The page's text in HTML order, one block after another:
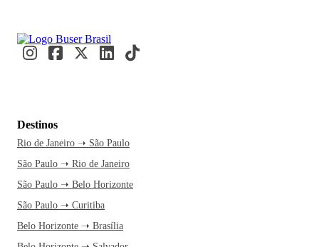
Destinos
Rio de Janeiro ➝ São Paulo
São Paulo ➝ Rio de Janeiro
São Paulo ➝ Belo Horizonte
São Paulo ➝ Curitiba
Belo Horizonte ➝ Brasília